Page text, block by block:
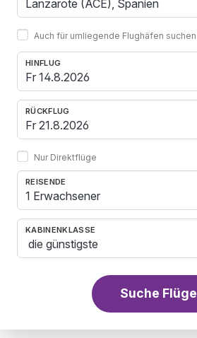
Auch für umliegende Flughäfen suchen
HINFLUG
RÜCKFLUG
Nur Direktflüge
REISENDE
1 Erwachsener
KABINENKLASSE
Suche Flüge